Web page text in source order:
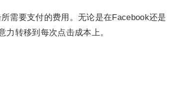
需要支付的费用。无论是在Facebook还是
转移到每次点击成本上。